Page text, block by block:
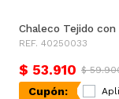
Chaleco Tejido
REF. 40250033
$ 53.910 $
Cupón: